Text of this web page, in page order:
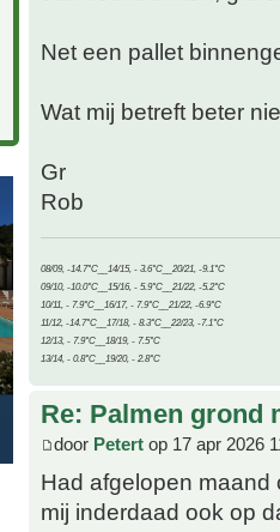
Net een pallet
Wat mij betreft beter
Gr
Rob
08/09, -14.7°C__14/15, - 3.6°C__20/21, -9.1°C
09/10, -10.0°C__15/16, - 5.9°C__21/22, -5.2°C
10/11, - 7.9°C__16/17, - 7.9°C__21/22, -6.9°C
11/12, -14.7°C__17/18, - 8.3°C__22/23, -7.1°C
12/13, - 7.9°C__18/19, - 7.5°C
13/14, - 0.8°C__19/20, - 2.8°C
Re: Palmen grond
door Petert op 17 apr 2026
Had afgelopen
mij inderdaad ook op